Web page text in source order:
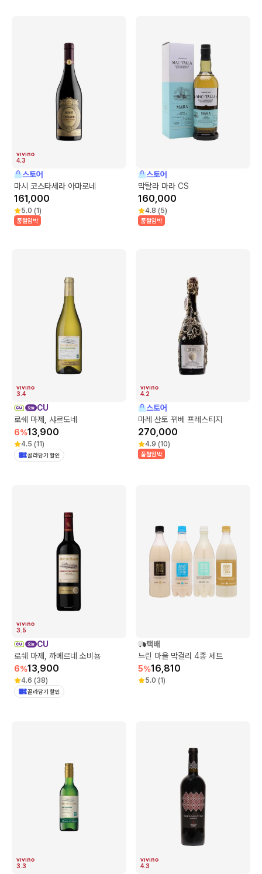
4.3
스토어
마시 코스타세라 아마로네
161,000
5.0 (1)
품절임박
스토어
막탈라 마라 CS
160,000
4.8 (5)
품절임박
3.4
CU
로쉐 마제, 샤르도네
6%13,900
4.5 (11)
골라담기 할인
4.2
스토어
마레 산토 뀌베 프레스티지
270,000
4.9 (10)
품절임박
3.5
CU
로쉐 마제, 까베르네 소비뇽
6%13,900
4.6 (38)
골라담기 할인
택배
느린 마을 막걸리 4종 세트
5%16,810
5.0 (1)
3.3 4.3